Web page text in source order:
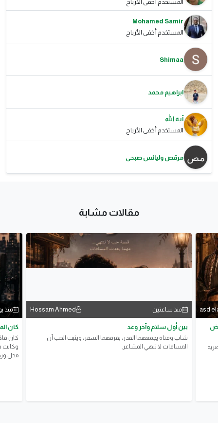
المستخدم أخفى الأرباح
Mohamed Samir
المستخدم أخفى الأرباح
Shimaa
ابراهيم محمد
آية الله
المستخدم أخفى الأرباح
مرقص وليانس صبحى
مقالات مشابة
asd منذ ساعتين Hossam Ahmed
بين أول سلام وآخر وعد
شاب وفتاة يجمعهما القدر، يفرقهما السفر، ويثبت الحب أن
المسافات لا تنهي المشاعر.
منذ
كان
كان
وكانت
محل